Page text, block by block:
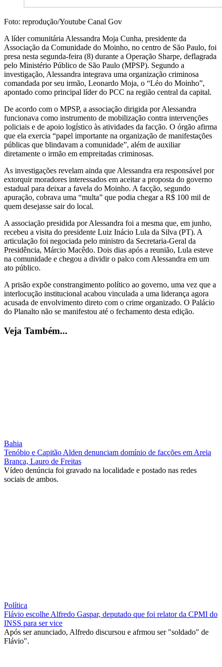
Foto: reprodução/Youtube Canal Gov
A líder comunitária Alessandra Moja Cunha, presidente da
Associação da Comunidade do Moinho, no centro de São Paulo, foi
presa nesta segunda-feira (8) durante a Operação Sharpe, deflagrada
pelo Ministério Público de São Paulo (MPSP). Segundo a
investigação, Alessandra integrava uma organização criminosa
comandada por seu irmão, Leonardo Moja, o “Léo do Moinho”,
apontado como principal líder do PCC na região central da capital.
De acordo com o MPSP, a associação dirigida por Alessandra
funcionava como instrumento de mobilização contra intervenções
policiais e de apoio logístico às atividades da facção. O órgão afirma
que ela exercia “papel importante na organização de manifestações
públicas que blindavam a comunidade”, além de auxiliar
diretamente o irmão em empreitadas criminosas.
As investigações revelam ainda que Alessandra era responsável por
extorquir moradores interessados em aceitar a proposta do governo
estadual para deixar a favela do Moinho. A facção, segundo
apuração, cobrava uma “multa” que podia chegar a R$ 100 mil de
quem desejasse sair do local.
A associação presidida por Alessandra foi a mesma que, em junho,
recebeu a visita do presidente Luiz Inácio Lula da Silva (PT). A
articulação foi negociada pelo ministro da Secretaria-Geral da
Presidência, Márcio Macêdo. Dois dias após a reunião, Lula esteve
na comunidade e chegou a dividir o palco com Alessandra em um
ato público.
A prisão expõe constrangimento político ao governo, uma vez que a
interlocução institucional acabou vinculada a uma liderança agora
acusada de envolvimento direto com o crime organizado. O Palácio
do Planalto não se manifestou até o fechamento desta edição.
Veja Também...
Bahia
Tenóbio e Capitão Alden denunciam domínio de facções em Areia
Branca, Lauro de Freitas
Vídeo denúncia foi gravado na localidade e postado nas redes
sociais de ambos.
Política
Flávio escolhe Alfredo Gaspar, deputado que foi relator da CPMI do
INSS para ser vice
Após ser anunciado, Alfredo discursou e afrmou ser "soldado" de
Flávio".